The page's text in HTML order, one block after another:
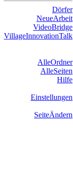
Dörfer
NeueArbeit
VideoBridge
VillageInnovationTalk
AlleOrdner
AlleSeiten
Hilfe
Einstellungen
SeiteÄndern